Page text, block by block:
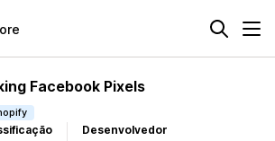
Facebook Pixels
Desenvolvedor